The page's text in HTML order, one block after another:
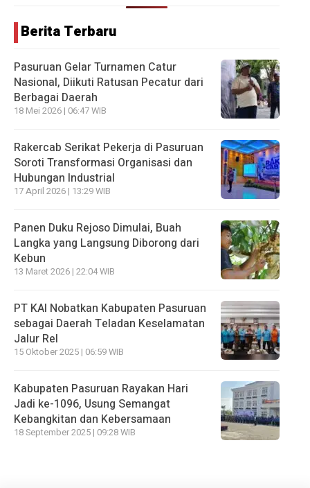
Berita Terbaru
Pasuruan Gelar Turnamen Catur
Nasional, Diikuti Ratusan Pecatur dari
Berbagai Daerah
18 Mei 2026 | 06:47 WIB
Rakercab Serikat Pekerja di Pasuruan
Soroti Transformasi Organisasi dan
Hubungan Industrial
17 April 2026 | 13:29 WIB
Panen Duku Rejoso Dimulai, Buah
Langka yang Langsung Diborong dari
Kebun
13 Maret 2026 | 22:04 WIB
PT KAI Nobatkan Kabupaten Pasuruan
sebagai Daerah Teladan Keselamatan
Jalur Rel
15 Oktober 2025 | 06:59 WIB
Kabupaten Pasuruan Rayakan Hari
Jadi ke-1096, Usung Semangat
Kebangkitan dan Kebersamaan
18 September 2025 | 09:28 WIB